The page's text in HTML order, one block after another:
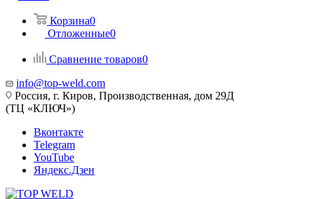
Корзина0
Отложенные0
Сравнение товаров0
info@top-weld.com
Россия, г. Киров, Производственная, дом 29Д
(ТЦ «КЛЮЧ»)
Вконтакте
Telegram
YouTube
Яндекс.Дзен